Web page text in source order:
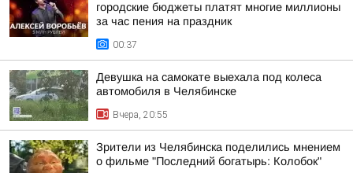
городские бюджеты платят многие миллионы
за час пения на праздник
00:37
Девушка на самокате выехала под колеса
автомобиля в Челябинске
Вчера, 20:55
Зрители из Челябинска поделились мнением
о фильме "Последний богатырь: Колобок"